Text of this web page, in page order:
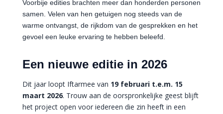
Voorbije edities brachten meer dan honderden personen
samen. Velen van hen getuigen nog steeds van de
warme ontvangst, de rijkdom van de gesprekken en het
gevoel een leuke ervaring te hebben beleefd.
Een nieuwe editie in 2026
Dit jaar loopt Iftarmee van 19 februari t.e.m. 15
maart 2026. Trouw aan de oorspronkelijke geest blijft
het project open voor iedereen die zin heeft in een